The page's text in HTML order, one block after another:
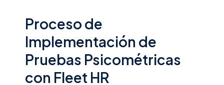
Proceso de
Implementación de
Pruebas Psicométricas
con Fleet HR